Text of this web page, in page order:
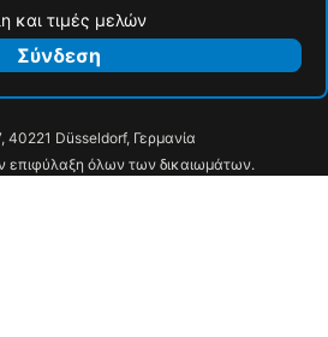
και τιμές μελών
Σύνδεση
40221 Düsseldorf, Γερμανία
όλων των δικαιωμάτων.